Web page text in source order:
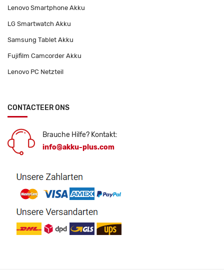
Lenovo Smartphone Akku
LG Smartwatch Akku
Samsung Tablet Akku
Fujifilm Camcorder Akku
Lenovo PC Netzteil
CONTACTEER ONS
Brauche Hilfe? Kontakt:
info@akku-plus.com